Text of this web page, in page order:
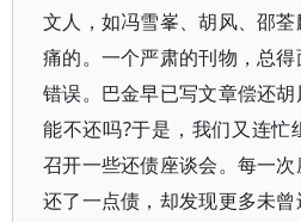
文人，如冯雪峯、胡风、邵
痛的。一个严肃的刊物，总
错误。巴金早已写文章偿还
能不还吗?于是，我们又连忙
召开一些还债座谈会。每一
还了一点债，却发现更多未